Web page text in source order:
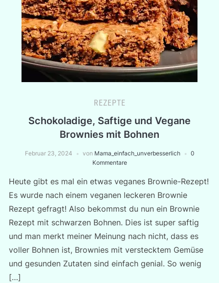
REZEPTE
Schokoladige, Saftige und Vegane
Brownies mit Bohnen
Februar 23, 2024 von Mama_einfach_unverbesserlich
0
Kommentare
Heute gibt es mal ein etwas veganes Brownie-Rezept!
Es wurde nach einem veganen leckeren Brownie
Rezept gefragt! Also bekommst du nun ein Brownie
Rezept mit schwarzen Bohnen. Dies ist super saftig
und man merkt meiner Meinung nach nicht, dass es
voller Bohnen ist, Brownies mit verstecktem Gemüse
und gesunden Zutaten sind einfach genial. So wenig
[…]